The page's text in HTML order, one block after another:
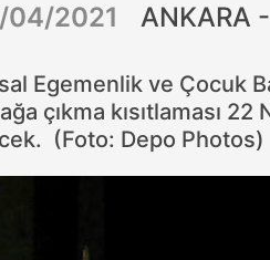
04/2021 ANKARA
Egemenlik ve Çocuk
çıkma kısıtlaması
(Foto: Depo Photos)